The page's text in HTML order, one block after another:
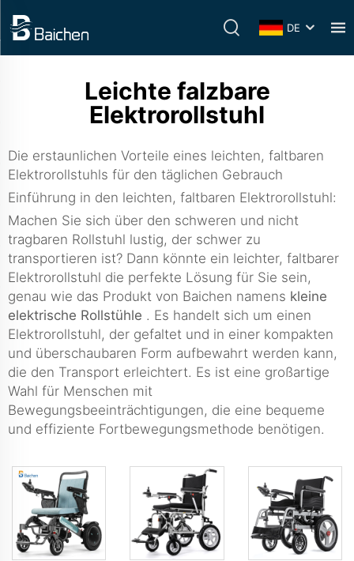
DE
Leichte falzbare
Elektrorollstuhl
Die erstaunlichen Vorteile eines leichten, faltbaren
Elektrorollstuhls für den täglichen Gebrauch
Einführung in den leichten, faltbaren Elektrorollstuhl:
Machen Sie sich über den schweren und nicht
tragbaren Rollstuhl lustig, der schwer zu
transportieren ist? Dann könnte ein leichter, faltbarer
Elektrorollstuhl die perfekte Lösung für Sie sein,
genau wie das Produkt von Baichen namens kleine
elektrische Rollstühle . Es handelt sich um einen
Elektrorollstuhl, der gefaltet und in einer kompakten
und überschaubaren Form aufbewahrt werden kann,
die den Transport erleichtert. Es ist eine großartige
Wahl für Menschen mit
Bewegungsbeeinträchtigungen, die eine bequeme
und effiziente Fortbewegungsmethode benötigen.